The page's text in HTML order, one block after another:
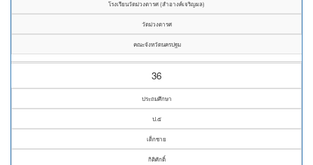
โรงเรียนวัดม่วงตารศ (สำอางค์เจริญผล)
วัดม่วงตารศ
คณะจังหวัดนครปฐม
36
ประถมศึกษา
ป.๕
เด็กชาย
กิติศักดิ์